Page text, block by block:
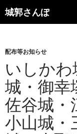
コ
ン
ツ
へ
ス
キ
ッ
城郭さんぽ
検
索
配布等お知らせ
いしか
城・御幸
佐谷城・
小山城・